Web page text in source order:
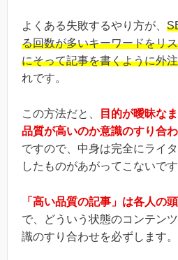
よくある失敗するやり方が、
る回数が多いキーワードをリ
にそって記事を書くように外
れです。
この方法だと、
目的が曖昧な
品質が高いのか意識のすり合
ですので、中身は完全にライ
したものがあがってこないです
「高い品質の記事」は各人の
で、どういう状態のコンテン
識のすり合わせを必ずします。